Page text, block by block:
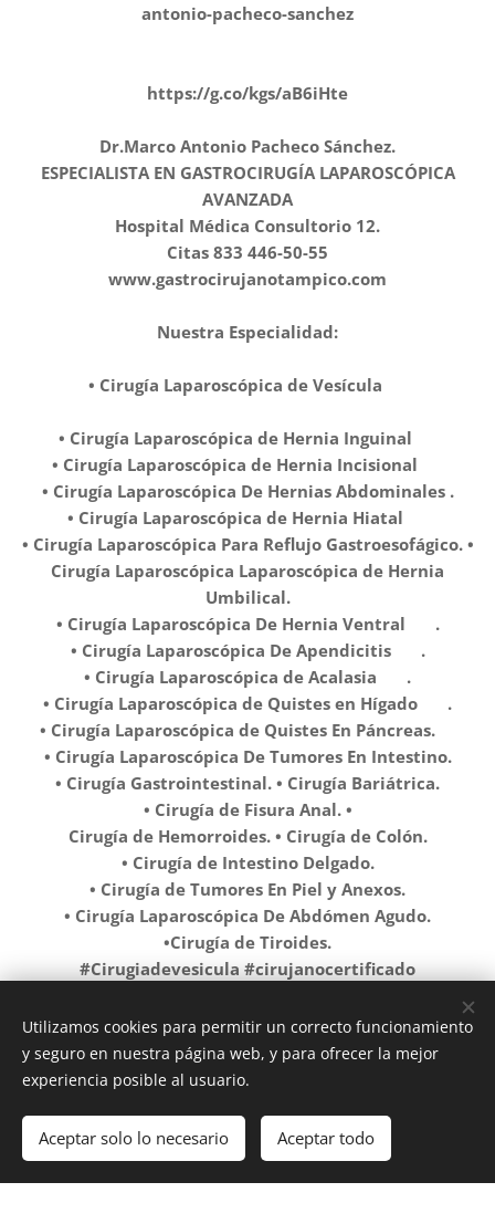
antonio-pacheco-sanchez
https://g.co/kgs/aB6iHte
Dr.Marco Antonio Pacheco Sánchez.
ESPECIALISTA EN GASTROCIRUGÍA LAPAROSCÓPICA
AVANZADA
Hospital Médica Consultorio 12.
Citas 833 446-50-55
www.gastrocirujanotampico.com
Nuestra Especialidad:
• Cirugía Laparoscópica de Vesícula ✅️
• Cirugía Laparoscópica de Hernia Inguinal ✅️
• Cirugía Laparoscópica de Hernia Incisional ✅️
• Cirugía Laparoscópica De Hernias Abdominales .
• Cirugía Laparoscópica de Hernia Hiatal ✅️
• Cirugía Laparoscópica Para Reflujo Gastroesofágico. •
Cirugía Laparoscópica Laparoscópica de Hernia
Umbilical.
• Cirugía Laparoscópica De Hernia Ventral ✅️ .
• Cirugía Laparoscópica De Apendicitis ✅️ .
• Cirugía Laparoscópica de Acalasia ✅️ .
• Cirugía Laparoscópica de Quistes en Hígado ✅️ .
• Cirugía Laparoscópica de Quistes En Páncreas.✅️
• Cirugía Laparoscópica De Tumores En Intestino.
• Cirugía Gastrointestinal. • Cirugía Bariátrica.
• Cirugía de Fisura Anal. •
Cirugía de Hemorroides. • Cirugía de Colón.
• Cirugía de Intestino Delgado.
• Cirugía de Tumores En Piel y Anexos.
• Cirugía Laparoscópica De Abdómen Agudo.
•Cirugía de Tiroides.
#Cirugiadevesicula #cirujanocertificado
#cirugiageneral #herniainguinal #herniaumbilical
#HERNIA #laparoscopiaavanzada #apendice
#apendicitisaguda #tampicomadero #Tampico
#Huejutla #CerroAzul #naranjosveracruz#acalsia
#Reconexionintestinal #reflujogastrico #
Utilizamos cookies para permitir un correcto funcionamiento
y seguro en nuestra página web, y para ofrecer la mejor
experiencia posible al usuario.
Aceptar solo lo necesario Aceptar todo